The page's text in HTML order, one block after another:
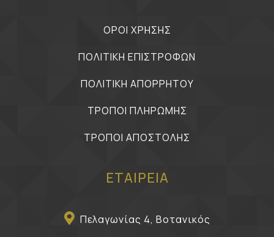
ΟΡΟΙ ΧΡΗΣΗΣ
ΠΟΛΙΤΙΚΗ ΕΠΙΣΤΡΟΦΩΝ
ΠΟΛΙΤΙΚΗ ΑΠΟΡΡΗΤΟΥ
ΤΡΟΠΟΙ ΠΛΗΡΩΜΗΣ
ΤΡΟΠΟΙ ΑΠΟΣΤΟΛΗΣ
ΕΤΑΙΡΕΙΑ
Πελαγωνίας 4, Βοτανικός